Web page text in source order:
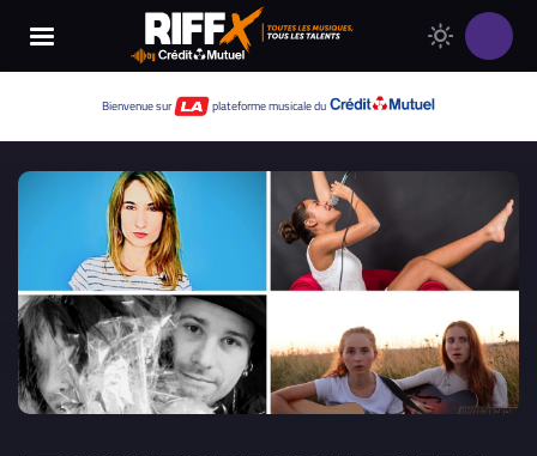
Bienvenue sur plateforme musicale du
Changer
de
RIFFX
Thème
clair